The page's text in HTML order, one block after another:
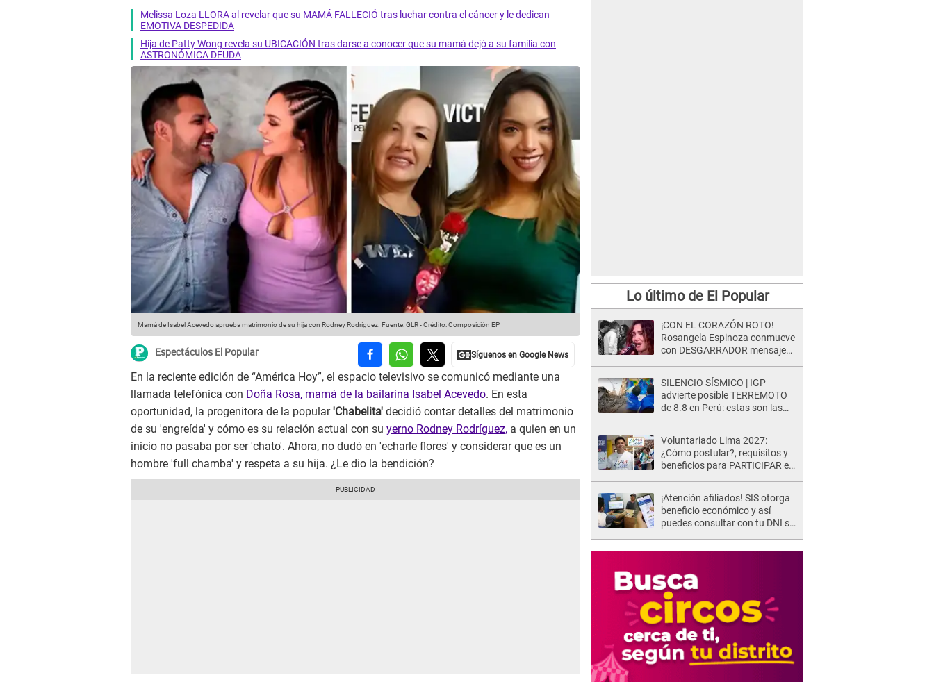
Melissa Loza LLORA al revelar que su MAMÁ FALLECIÓ tras luchar contra el cáncer y le dedican
EMOTIVA DESPEDIDA
Hija de Patty Wong revela su UBICACIÓN tras darse a conocer que su mamá dejó a su familia con
ASTRONÓMICA DEUDA
Mamá de Isabel Acevedo aprueba matrimonio de su hija con Rodney Rodríguez. Fuente: GLR-Crédito: Composición EP
Espectáculos El Popular
En la reciente edición de “América Hoy”, el espacio televisivo se comunicó mediante una
llamada telefónica con Doña Rosa, mamá de la bailarina Isabel Acevedo. En esta
oportunidad, la progenitora de la popular'Chabelita' decidió contar detalles del matrimonio
de su 'engreída' y cómo es su relación actual con su yerno Rodney Rodríguez, a quien en un
inicio no pasaba por ser 'chato'. Ahora, no dudó en 'echarle flores' y considerar que es un
hombre 'full chamba' y respeta a su hija. ¿Le dio la bendición?
Lo último de El Popular
¡CON EL CORAZÓN ROTO!
Rosangela Espinoza conmueve
con DESGARRADOR mensaje
SILENCIO SÍSMICO | IGP
advierte posible TERREMOTO
de 8.8 en Perú: estas son las
Voluntariado Lima 2027:
¿Cómo postular?, requisitos y
beneficios para PARTICIPAR en
¡Atención afiliados! SIS otorga
beneficio económico y así
puedes consultar con tu DNI si